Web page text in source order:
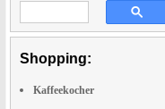
Shopping:
Kaffeekocher